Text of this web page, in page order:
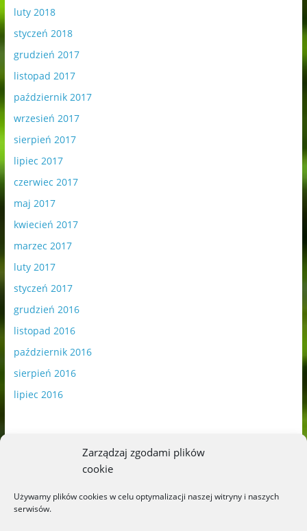
Zarządzaj zgodami plików
cookie
Używamy plików cookies w celu optymalizacji naszej witryny i naszych
serwisów.
luty 2018
styczeń 2018
grudzień 2017
listopad 2017
październik 2017
wrzesień 2017
sierpień 2017
lipiec 2017
czerwiec 2017
maj 2017
kwiecień 2017
marzec 2017
luty 2017
styczeń 2017
grudzień 2016
listopad 2016
październik 2016
sierpień 2016
lipiec 2016